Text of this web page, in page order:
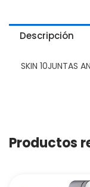
Descripción
SKIN 10JUNTAS
Productos